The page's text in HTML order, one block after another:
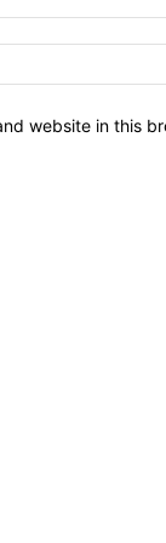
website in this